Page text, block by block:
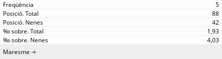
5
88
42
1,93
4,03
Maresme